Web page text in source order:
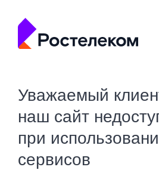
Уважаемый
наш сайт
при
сервисов